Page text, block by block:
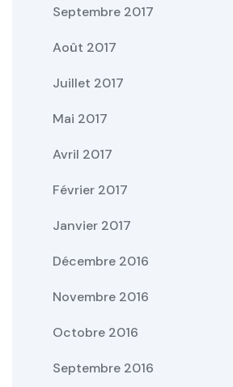
Septembre 2017
Août 2017
Juillet 2017
Mai 2017
Avril 2017
Février 2017
Janvier 2017
Décembre 2016
Novembre 2016
Octobre 2016
Septembre 2016